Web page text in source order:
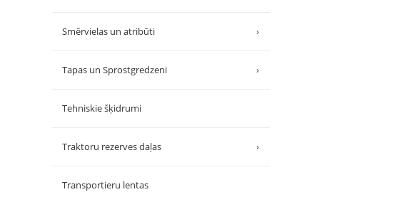
Smērvielas un atribūti ›
Tapas un Sprostgredzeni ›
Tehniskie šķidrumi
Traktoru rezerves daļas ›
Transportieru lentas